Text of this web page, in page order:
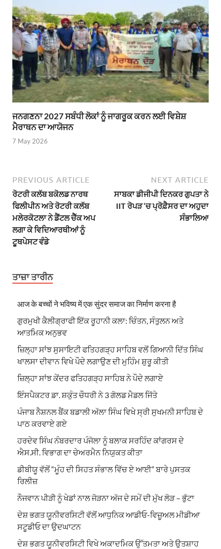
ਜਨਗਣਨਾ 2027 ਸਬੰਧੀ ਲੋਕਾਂ ਨੂੰ ਜਾਗਰੂਕ ਕਰਨ ਲਈ ਵਿਸ਼ੇਸ਼
ਮੈਰਾਥਨ ਦਾ ਆਯੋਜਨ
7 May 2026
PREVIOUS ARTICLE
ਰੋਟਰੀ ਕਲੱਬ ਬਕੋਲਡ ਨਾਰਥ
ਫਿਲੀਪੀਨ ਅਤੇ ਰੋਟਰੀ ਕਲੱਬ
ਮਲੇਰਕੋਟਲਾ ਨੇ ਡੈਂਟਲ ਚੈੱਕ ਅਪ
ਲਗਾ ਕੇ ਵਿਦਿਆਰਥੀਆਂ ਨੂੰ
ਟੂਥਪੇਸਟ ਵੰਡੇ
NEXT ARTICLE
ਸਾਬਕਾ ਡੀਜੀਪੀ ਦਿਨਕਰ ਗੁਪਤਾ ਨੇ
IIT ਰੋਪੜ ‘ਚ ਪ੍ਰੋਫ਼ੈਸਰ ਦਾ ਅਹੁਦਾ
ਸੰਭਾਲਿਆ
ਤਾਜ਼ਾ ਤਾਰੀਨ
आज के बच्चों ने भविष्य में एक सुंदर समाज का निर्माण करना है
ਗੁਰਮੁਖੀ ਕੈਲੀਗ੍ਰਾਫੀ ਇੱਕ ਰੂਹਾਨੀ ਕਲਾ: ਚਿੰਤਨ, ਸੰਤੁਲਨ ਅਤੇ
ਆਤਮਿਕ ਅਨੁਭਵ
ਜ਼ਿਲ੍ਹਾ ਸਾਂਝ ਸੁਸਾਇਟੀ ਫਤਿਹਗੜ੍ਹ ਸਾਹਿਬ ਵਲੋਂ ਗਿਆਨੀ ਦਿੱਤ ਸਿੰਘ
ਖਾਲਸਾ ਦੀਵਾਨ ਵਿਖੇ ਪੌਦੇ ਲਗਾਉਣ ਦੀ ਮੁਹਿੰਮ ਸ਼ੁਰੂ ਕੀਤੀ
ਜ਼ਿਲ੍ਹਾ ਸਾਂਝ ਕੇਂਦਰ ਫਤਿਹਗੜ੍ਹ ਸਾਹਿਬ ਨੇ ਪੌਦੇ ਲਗਾਏ
ਇੰਸਪੈਕਟਰ ਡਾ. ਸ਼ਕੁੰਤ ਚੌਧਰੀ ਨੇ 3 ਗੋਲਡ ਮੈਡਲ ਜਿੱਤੇ
ਪੰਜਾਬ ਨੈਸ਼ਨਲ ਬੈਂਕ ਬਡਾਲੀ ਅੱਲਾ ਸਿੰਘ ਵਿਖੇ ਸ੍ਰੀ ਸੁਖਮਨੀ ਸਾਹਿਬ ਦੇ
ਪਾਠ ਕਰਵਾਏ ਗਏ
ਹਰਦੇਵ ਸਿੰਘ ਨੰਬਰਦਾਰ ਪੰਜੋਲਾ ਨੂੰ ਬਲਾਕ ਸਰਹਿੰਦ ਕਾਂਗਰਸ ਦੇ
ਐਸ.ਸੀ. ਵਿਭਾਗ ਦਾ ਚੇਅਰਮੈਨ ਨਿਯੁਕਤ ਕੀਤਾ
ਡੀਬੀਯੂ ਵੱਲੋਂ “ਮੂੰਹ ਦੀ ਸਿਹਤ ਸੰਭਾਲ ਵਿੱਚ ਏ ਆਈ” ਬਾਰੇ ਪੁਸਤਕ
ਰਿਲੀਜ਼
ਨੌਜਵਾਨ ਪੀੜੀ ਨੂੰ ਖੇਡਾਂ ਨਾਲ ਜੋੜਨਾ ਅੱਜ ਦੇ ਸਮੇਂ ਦੀ ਮੁੱਖ ਲੋੜ – ਭੁੱਟਾ
ਦੇਸ਼ ਭਗਤ ਯੂਨੀਵਰਸਿਟੀ ਵੱਲੋਂ ਆਧੁਨਿਕ ਆਡੀਓ-ਵਿਜ਼ੂਅਲ ਮੀਡੀਆ
ਸਟੂਡੀਓ ਦਾ ਉਦਘਾਟਨ
ਦੇਸ਼ ਭਗਤ ਯੂਨੀਵਰਸਿਟੀ ਵਿਖੇ ਅਕਾਦਮਿਕ ਉੱਤਮਤਾ ਅਤੇ ਉਤਸ਼ਾਹ